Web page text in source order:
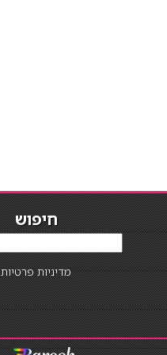
חיפוש
מדיניות פרטיות